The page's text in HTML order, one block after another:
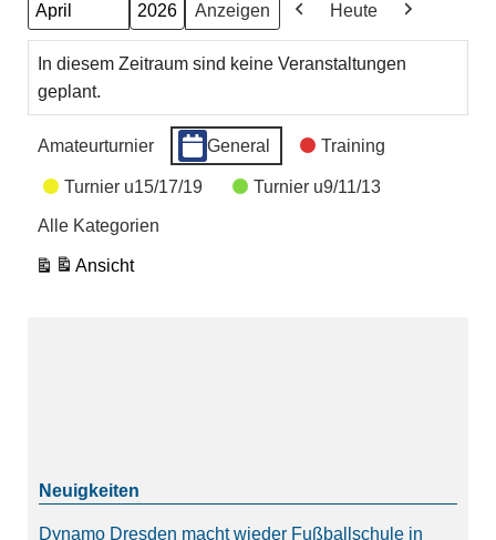
Monat
Jahr Zurück
Heute
In diesem Zeitraum sind keine Veranstaltungen
geplant.
Veranstaltungskategorien
Amateurturnier General Training
Turnier u15/17/19 Turnier u9/11/13
Alle Kategorien
Ansicht
ausdrucken
Dynamo Dresden macht wieder Fußballschule in